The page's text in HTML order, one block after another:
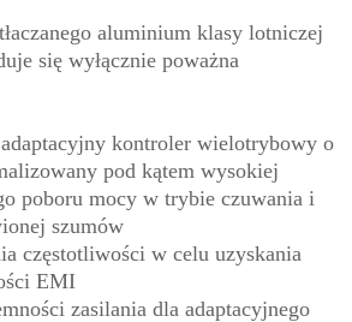
aluminium klasy lotniczej
się wyłącznie poważna
kontroler wielotrybowy o
pod kątem wysokiej
poboru mocy w trybie czuwania i
szumów
częstotliwości w celu uzyskania
EMI
zasilania dla adaptacyjnego